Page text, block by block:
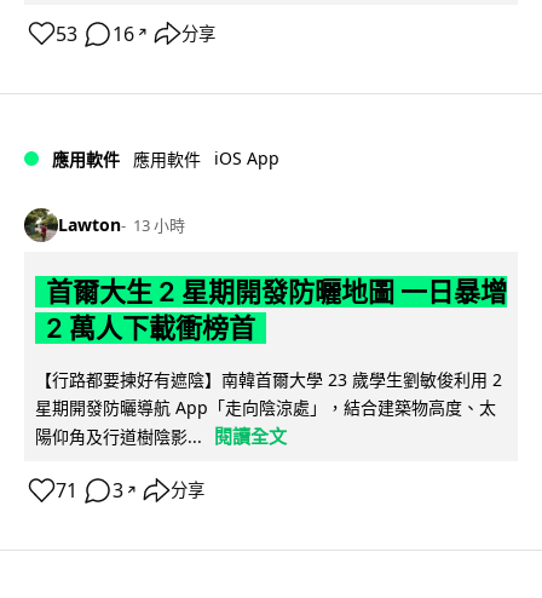
53 16 ↗ 分享
應用軟件 應用軟件 iOS App
Lawton 13 小時
首爾大生 2 星期開發防曬地圖 一日暴增
2 萬人下載衝榜首
【行路都要揀好有遮陰】南韓首爾大學 23 歲學生劉敏俊利用 2
星期開發防曬導航 App「走向陰涼處」，結合建築物高度、太
陽仰角及行道樹陰影...
閱讀全文
71 3 ↗ 分享